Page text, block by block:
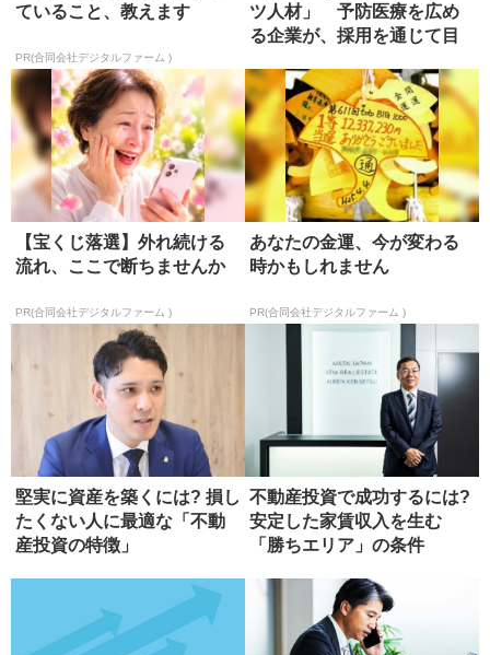
ていること、教えます
PR(合同会社デジタルファーム )
ツ人材」 予防医療を広め
る企業が、採用を通じて目
【宝くじ落選】外れ続ける
流れ、ここで断ちませんか
PR(合同会社デジタルファーム )
あなたの金運、今が変わる
時かもしれません
PR(合同会社デジタルファーム )
堅実に資産を築くには? 損し
たくない人に最適な「不動
産投資の特徴」
不動産投資で成功するには?
安定した家賃収入を生む
「勝ちエリア」の条件